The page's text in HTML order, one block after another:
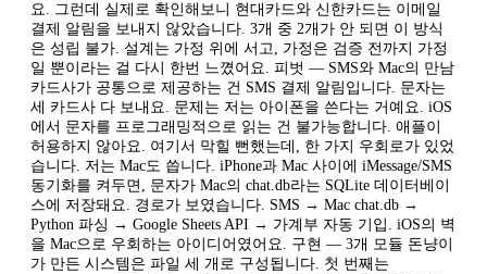
요. 그런데 실제로 확인해보니 현대카드와 신한카드는 이메일
결제 알림을 보내지 않았습니다. 3개 중 2개가 안 되면 이 방식
은 성립 불가. 설계는 가정 위에 서고, 가정은 검증 전까지 가정
일 뿐이라는 걸 다시 한번 느꼈어요. 피벗 — SMS와 Mac의 만남
카드사가 공통으로 제공하는 건 SMS 결제 알림입니다. 문자는
세 카드사 다 보내요. 문제는 저는 아이폰을 쓴다는 거예요. iOS
에서 문자를 프로그래밍적으로 읽는 건 불가능합니다. 애플이
허용하지 않아요. 여기서 막힐 뻔했는데, 한 가지 우회로가 있었
습니다. 저는 Mac도 씁니다. iPhone과 Mac 사이에 iMessage/SMS
동기화를 켜두면, 문자가 Mac의 chat.db라는 SQLite 데이터베이
스에 저장돼요. 경로가 보였습니다. SMS → Mac chat.db →
Python 파싱 → Google Sheets API → 가계부 자동 기입. iOS의 벽
을 Mac으로 우회하는 아이디어였어요. 구현 — 3개 모듈 돈냥이
가 만든 시스템은 파일 세 개로 구성됩니다. 첫 번째는